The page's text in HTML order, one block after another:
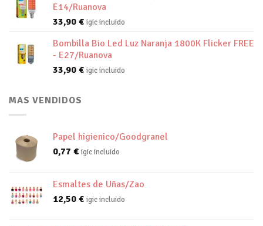
E14/Ruanova
33,90 € igic incluido
Bombilla Bio Led Luz Naranja 1800K Flicker FREE
- E27/Ruanova
33,90 € igic incluido
MAS VENDIDOS
Papel higienico/Goodgranel
0,77 € igic incluido
Esmaltes de Uñas/Zao
12,50 € igic incluido